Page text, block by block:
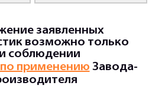
заявленных
возможно только
соблюдении
применению Завода-